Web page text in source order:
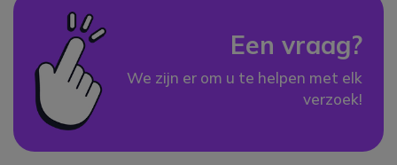
Een vraag?
We zijn er om u te helpen met elk
verzoek!